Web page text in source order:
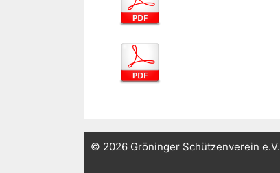
© 2026 Gröninger Schützenverein e.V.